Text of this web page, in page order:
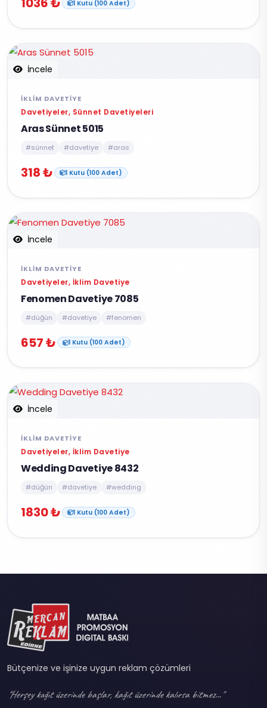
1 Kutu (100 Adet)
İncele
İKLIM DAVETIYE
Davetiyeler, Sünnet Davetiyeleri
Aras Sünnet 5015
#sünnet #davetiye #aras
318 ₺ 1 Kutu (100 Adet)
İncele
İKLIM DAVETIYE
Davetiyeler, İklim Davetiye
Fenomen Davetiye 7085
#düğün #davetiye #fenomen
657 ₺ 1 Kutu (100 Adet)
İncele
İKLIM DAVETIYE
Davetiyeler, İklim Davetiye
Wedding Davetiye 8432
#düğün #davetiye #wedding
1830 ₺ 1 Kutu (100 Adet)
Bütçenize ve işinize uygun reklam çözümleri
"Herşey kağıt üzerinde başlar, kağıt üzerinde kalırsa bitmez..."